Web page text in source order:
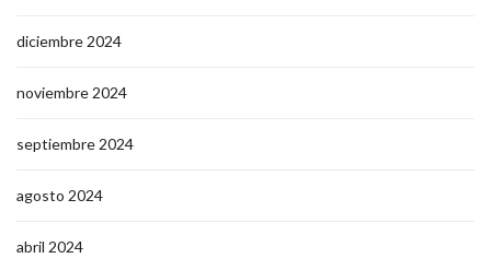
diciembre 2024
noviembre 2024
septiembre 2024
agosto 2024
abril 2024